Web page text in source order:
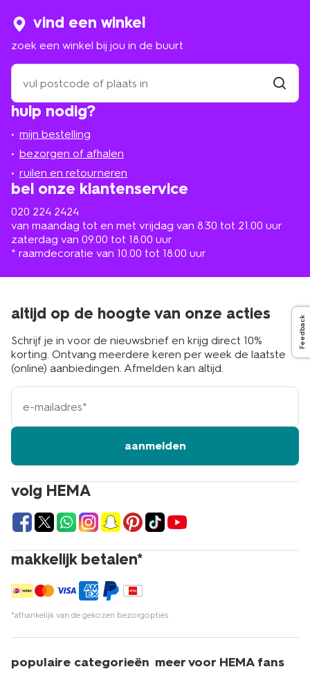
hulp nodig?
mijn bestelling
bezorgen of afhalen
ruilen en retourneren
bel onze klantenservice
020 224 2424
van maandag tot en met vrijdag van 8.30 tot 21.00 uur
zaterdag van 09.00 tot 18.00 uur
* raamdecoratie van 10.00 tot 18.00 uur
vind een winkel
zoek een winkel bij jou in de buurt
zoek
een
winkel
bij
in
de
buurt
vind
volg HEMA
makkelijk betalen*
*afhankelijk van de gekozen bezorgopties
altijd op de hoogte van onze acties
Schrijf je in voor de nieuwsbrief en krijg direct 10%
korting. Ontvang meerdere keren per week de laatste
(online) aanbiedingen. Afmelden kan altijd.
e-
mailadres
aanmelden
populaire categorieën meer voor HEMA fans
Feedback